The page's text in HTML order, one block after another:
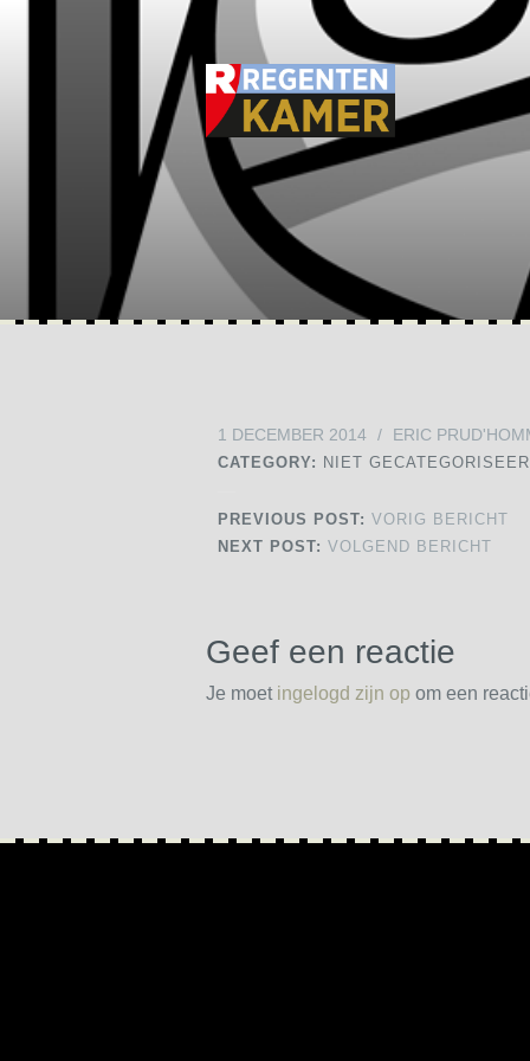
1 DECEMBER 2014 / ERIC
CATEGORY: NIET
PREVIOUS POST: VORIG BERICHT
NEXT POST: VOLGEND BERICHT
Geef een reactie
Je moet ingelogd zijn op om een